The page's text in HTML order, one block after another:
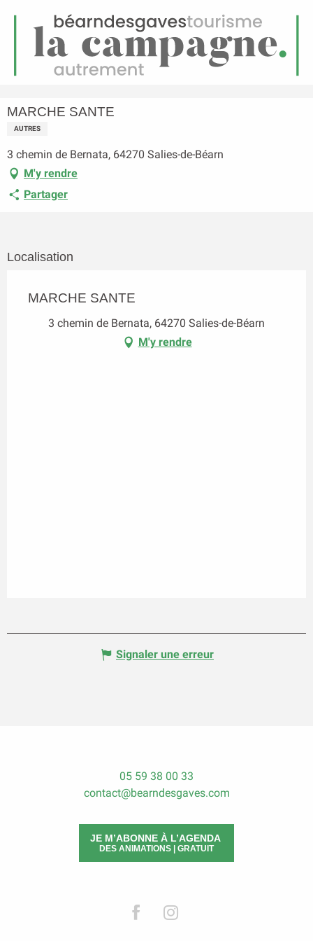
Menu
MARCHE SANTE
MARCHE SANTE
AUTRES
3 chemin de Bernata, 64270 Salies-de-Béarn
M'y rendre
Partager
Localisation
MARCHE SANTE
3 chemin de Bernata, 64270 Salies-de-Béarn
M'y rendre
Signaler une erreur
05 59 38 00 33
contact@bearndesgaves.com
JE M’ABONNE À L’AGENDA
DES ANIMATIONS | GRATUIT